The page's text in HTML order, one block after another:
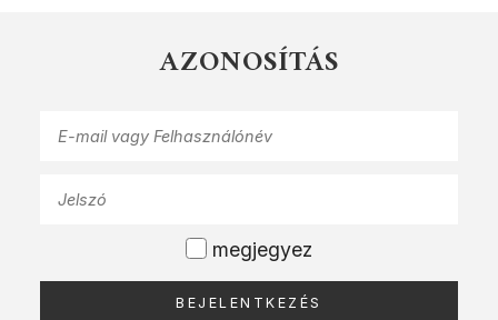
AZONOSÍTÁS
megjegyez